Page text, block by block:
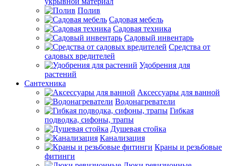
Полив
Садовая мебель
Садовая техника
Садовый инвентарь
Средства от
садовых вредителей
Удобрения для
растений
Сантехника
Аксессуары для ванной
Водонагреватели
Гибкая
подводка, сифоны, трапы
Душевая стойка
Канализация
Краны и резьбовые
фитинги